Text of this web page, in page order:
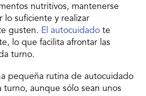
nutritivos, mantenerse
lo suficiente y realizar
gusten. El autocuidado te
lo que facilita afrontar las
turno.
pequeña rutina de autocuidado
turno, aunque sólo sean unos